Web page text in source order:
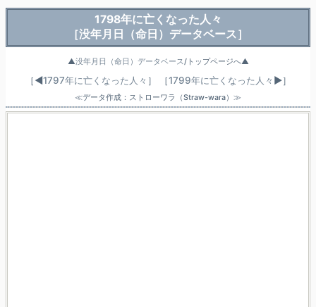
1798年に亡くなった人々
［没年月日（命日）データベース］
▲没年月日（命日）データベース/トップページへ▲
［◀1797年に亡くなった人々 ］ ［1799年に亡くなった人々 ▶］
≪データ作成：ストローワラ（Straw-wara）≫